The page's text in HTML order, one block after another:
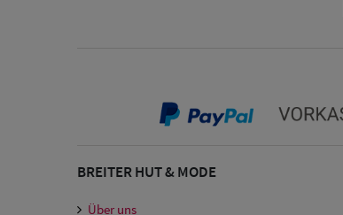
BREITER HUT & MODE
Über uns